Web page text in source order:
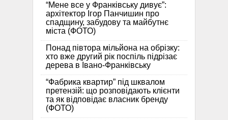
“Мене все у Франківську дивує”:
архітектор Ігор Панчишин про
спадщину, забудову та майбутнє
міста (ФОТО)
Понад півтора мільйона на обрізку:
хто вже другий рік поспіль підрізає
дерева в Івано-Франківську
“Фабрика квартир” під шквалом
претензій: що розповідають клієнти
та як відповідає власник бренду
(ФОТО)